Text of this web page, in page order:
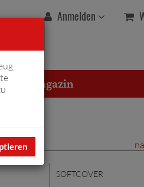
Anmelden
Magazin
SOFTCOVER